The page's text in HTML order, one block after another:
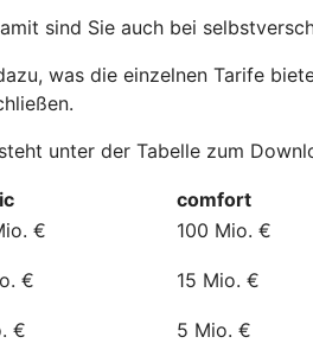
sind Sie auch bei
was die einzelnen Tarife
unter der Tabelle zum
comfort
€ 100 Mio. €
€ 15 Mio. €
€ 5 Mio. €